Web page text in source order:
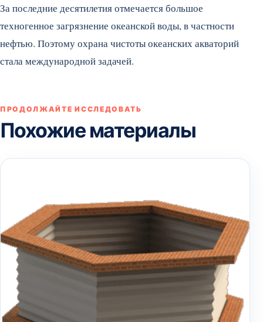
За последние десятилетия отмечается большое
техногенное загрязнение океанской воды, в частности
нефтью. Поэтому охрана чистоты океанских акваторий
стала международной задачей.
ПРОДОЛЖАЙТЕ ИССЛЕДОВАТЬ
Похожие материалы